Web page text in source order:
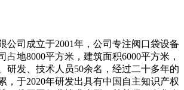
公司成立于2001年，公司专注阀口袋设备
占地8000平方米，建筑面积6000平方米，
研发、技术人员50余名，经过二十多年的
，于2020年研发出具有中国自主知识产权